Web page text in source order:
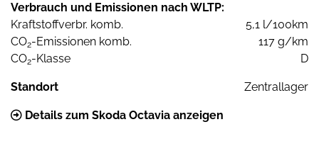
Verbrauch und Emissionen nach WLTP:
Kraftstoffverbr. komb.
5,1 l/100km
CO2-Emissionen komb.
117 g/km
CO2-Klasse D
Standort Zentrallager
Details zum Skoda Octavia anzeigen